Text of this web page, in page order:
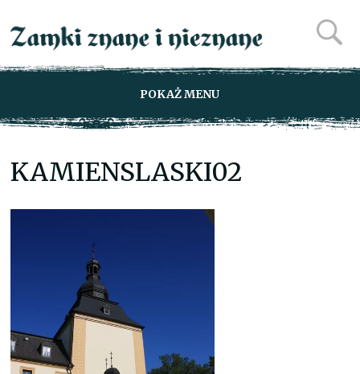
POKAŻ MENU
KAMIENSLASKI02